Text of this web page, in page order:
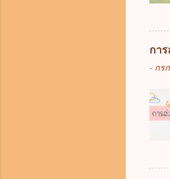
กา
- กร